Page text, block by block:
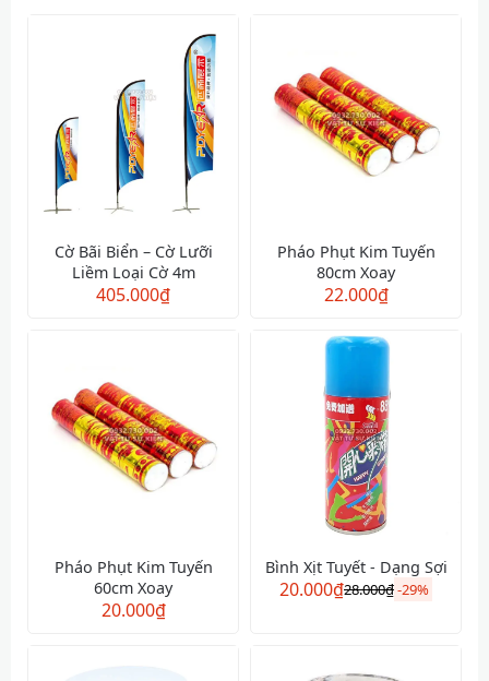
Cờ Bãi Biển – Cờ Lưỡi
Liềm Loại Cờ 4m
405.000₫
Pháo Phụt Kim Tuyến
80cm Xoay
22.000₫
Pháo Phụt Kim Tuyến
60cm Xoay
20.000₫
Bình Xịt Tuyết - Dạng Sợi
20.000₫28.000₫-29%